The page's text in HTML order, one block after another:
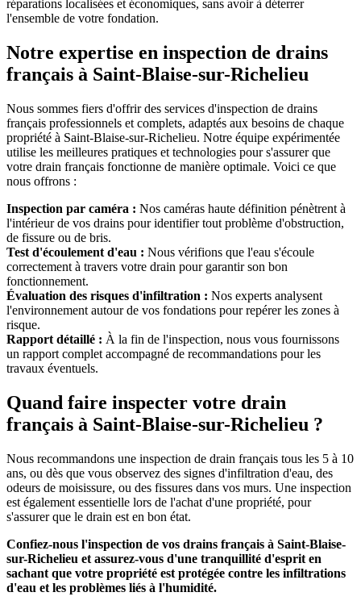
réparations localisées et économiques, sans avoir à déterrer
l'ensemble de votre fondation.
Notre expertise en inspection de drains
français à Saint-Blaise-sur-Richelieu
Nous sommes fiers d'offrir des services d'inspection de drains
français professionnels et complets, adaptés aux besoins de chaque
propriété à Saint-Blaise-sur-Richelieu. Notre équipe expérimentée
utilise les meilleures pratiques et technologies pour s'assurer que
votre drain français fonctionne de manière optimale. Voici ce que
nous offrons :
Inspection par caméra : Nos caméras haute définition pénètrent à
l'intérieur de vos drains pour identifier tout problème d'obstruction,
de fissure ou de bris.
Test d'écoulement d'eau : Nous vérifions que l'eau s'écoule
correctement à travers votre drain pour garantir son bon
fonctionnement.
Évaluation des risques d'infiltration : Nos experts analysent
l'environnement autour de vos fondations pour repérer les zones à
risque.
Rapport détaillé : À la fin de l'inspection, nous vous fournissons
un rapport complet accompagné de recommandations pour les
travaux éventuels.
Quand faire inspecter votre drain
français à Saint-Blaise-sur-Richelieu ?
Nous recommandons une inspection de drain français tous les 5 à 10
ans, ou dès que vous observez des signes d'infiltration d'eau, des
odeurs de moisissure, ou des fissures dans vos murs. Une inspection
est également essentielle lors de l'achat d'une propriété, pour
s'assurer que le drain est en bon état.
Confiez-nous l'inspection de vos drains français à Saint-Blaise-
sur-Richelieu et assurez-vous d'une tranquillité d'esprit en
sachant que votre propriété est protégée contre les infiltrations
d'eau et les problèmes liés à l'humidité.